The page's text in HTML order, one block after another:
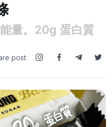
量。20g 蛋白質
post: